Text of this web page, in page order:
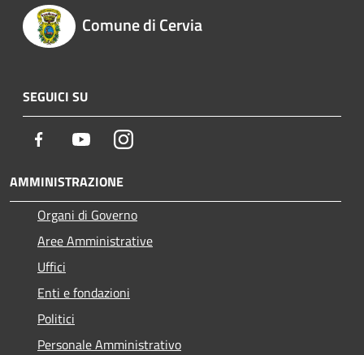
Comune di Cervia
SEGUICI SU
Facebook YoutubeInstagram
AMMINISTRAZIONE
Organi di Governo
Aree Amministrative
Uffici
Enti e fondazioni
Politici
Personale Amministrativo